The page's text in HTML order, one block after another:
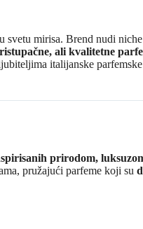
svetu mirisa. Brend nudi niche
ali kvalitetne
italijanske parfemske
prirodom,
pružajući parfeme koji su